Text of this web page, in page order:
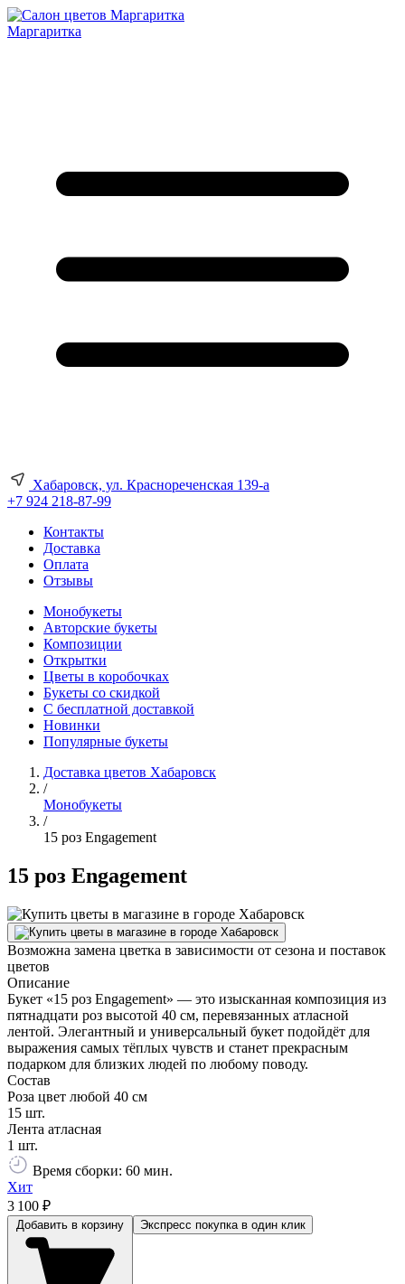
Маргаритка
Хабаровск, ул. Краснореченская 139-а
+7 924 218-87-99
Контакты
Доставка
Оплата
Отзывы
Монобукеты
Авторские букеты
Композиции
Открытки
Цветы в коробочках
Букеты со скидкой
С бесплатной доставкой
Новинки
Популярные букеты
Доставка цветов Хабаровск
/
Монобукеты
/
15 роз Engagement
15 роз Engagement
Возможна замена цветка в зависимости от сезона и поставок
цветов
Описание
Букет «15 роз Engagement» — это изысканная композиция из
пятнадцати роз высотой 40 см, перевязанных атласной
лентой. Элегантный и универсальный букет подойдёт для
выражения самых тёплых чувств и станет прекрасным
подарком для близких людей по любому поводу.
Состав
Роза цвет любой 40 см
15 шт.
Лента атласная
1 шт.
Время сборки: 60 мин.
Хит
3 100 ₽
Экспресс покупка в один клик